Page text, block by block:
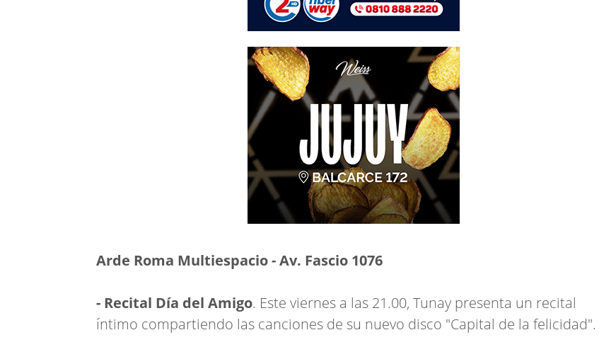
Arde Roma Multiespacio - Av. Fascio 1076
- Recital Día del Amigo. Este viernes a las 21.00, Tunay presenta un recital
íntimo compartiendo las canciones de su nuevo disco "Capital de la felicidad".